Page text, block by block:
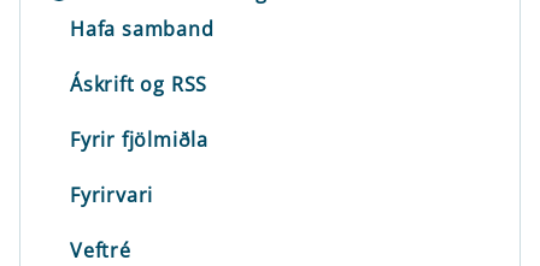
Hafa samband
Áskrift og RSS
Fyrir fjölmiðla
Fyrirvari
Veftré